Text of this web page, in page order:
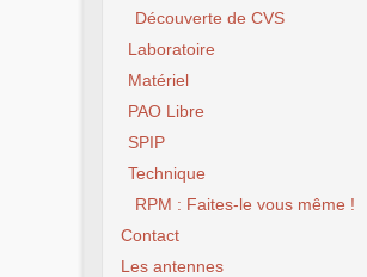
Découverte de CVS
Laboratoire
Matériel
PAO Libre
SPIP
Technique
RPM : Faites-le vous même !
Contact
Les antennes